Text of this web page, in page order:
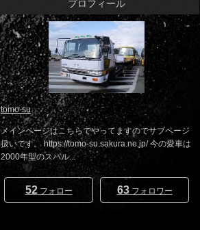
プロフィール
tomo-su
メインページはこちらでやってますのでサブページ
扱いです。 https://tomo-su.sakura.ne.jp/ 今の愛車は
2000年型のスバル...
52フォロー 63フォロワー